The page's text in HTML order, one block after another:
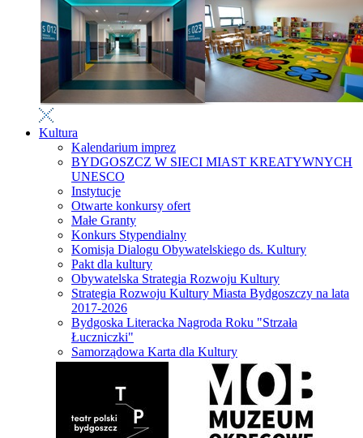
Kultura
Kalendarium imprez
BYDGOSZCZ W SIECI MIAST KREATYWNYCH
UNESCO
Instytucje
Otwarte konkursy ofert
Małe Granty
Konkurs Stypendialny
Komisja Dialogu Obywatelskiego ds. Kultury
Pakt dla kultury
Obywatelska Strategia Rozwoju Kultury
Strategia Rozwoju Kultury Miasta Bydgoszczy na lata
2017-2026
Bydgoska Literacka Nagroda Roku "Strzała
Łuczniczki"
Samorządowa Karta dla Kultury